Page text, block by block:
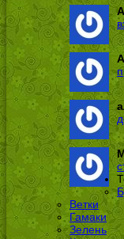
Ветки
Гамаки
Зелень